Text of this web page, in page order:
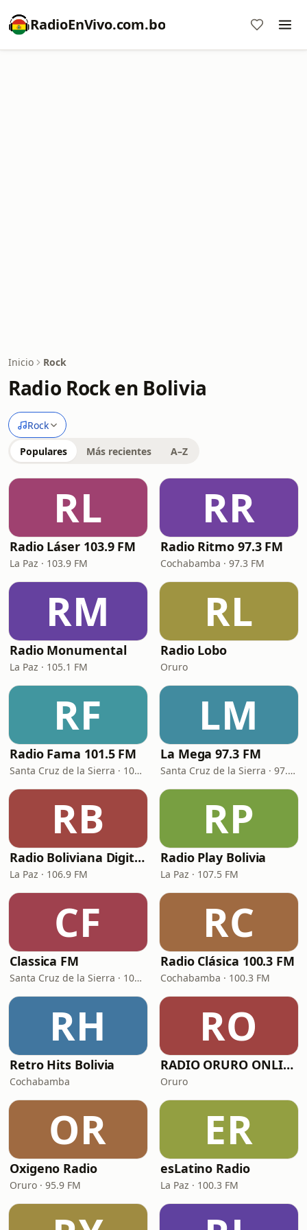
RadioEnVivo.com.bo
Inicio Rock
Radio Rock en Bolivia
Rock
Populares Más recientes A–Z
RL
Radio Láser 103.9 FM
La Paz · 103.9 FM
RR
Radio Ritmo 97.3 FM
Cochabamba · 97.3 FM
RM
Radio Monumental
La Paz · 105.1 FM
RL
Radio Lobo
Oruro
RF
Radio Fama 101.5 FM
Santa Cruz de la Sierra · 101.5 FM
LM
La Mega 97.3 FM
Santa Cruz de la Sierra · 97.3 FM
RB
Radio Boliviana Digital 106.9 FM
La Paz · 106.9 FM
RP
Radio Play Bolivia
La Paz · 107.5 FM
CF
Classica FM
Santa Cruz de la Sierra · 106.9 FM
RC
Radio Clásica 100.3 FM
Cochabamba · 100.3 FM
RH
Retro Hits Bolivia
Cochabamba
RO
RADIO ORURO ONLINE
Oruro
OR
Oxigeno Radio
Oruro · 95.9 FM
ER
esLatino Radio
La Paz · 100.3 FM